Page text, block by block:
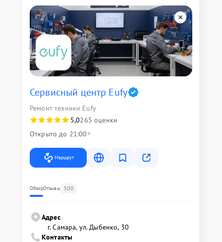
Сервисный центр Eufy
Ремонт техники Eufy
5,0265 оценки
Открыто до 21:00
Маршрут
ОбзорОтзывы 300
Адрес
г. Самара, ул. Дыбенко, 30
Контакты